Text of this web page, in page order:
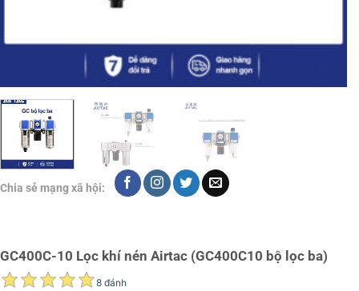
Chia sẻ mạng xã hội:
GC400C-10 Lọc khí nén Airtac (GC400C10 bộ lọc ba)
8 đánh